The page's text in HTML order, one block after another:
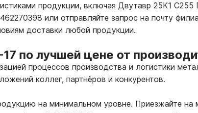
продукции, включая Двутавр 25К1
или отправляйте запрос на почту
доставки любой продукции.
по лучшей цене от
процессов производства и логистики
коллег, партнёров и конкурентов.
на минимальном уровне. Приезжайте